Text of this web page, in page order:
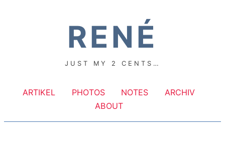
RENÉ
JUST MY 2 CENTS…
ARTIKEL PHOTOS NOTES
ARCHIV
ABOUT